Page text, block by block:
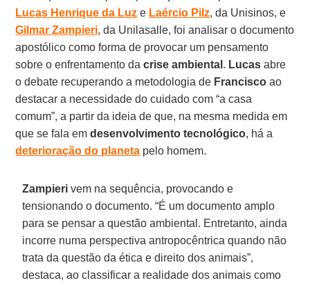
Lucas Henrique da Luz e Laércio Pilz, da Unisinos, e
Gilmar Zampieri, da Unilasalle, foi analisar o documento
apostólico como forma de provocar um pensamento
sobre o enfrentamento dacrise ambiental . Lucas abre
o debate recuperando a metodologia de Francisco ao
destacar a necessidade do cuidado com “a casa
comum”, a partir da ideia de que, na mesma medida em
que se fala emdesenvolvimento tecnológico, há a
deterioração do planeta pelo homem.
Zampieri vem na sequência, provocando e
tensionando o documento. “É um documento amplo
para se pensar a questão ambiental. Entretanto, ainda
incorre numa perspectiva antropocêntrica quando não
trata da questão da ética e direito dos animais”,
destaca, ao classificar a realidade dos animais como